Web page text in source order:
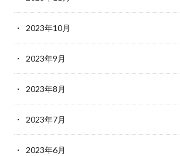
2023年10月
2023年9月
2023年8月
2023年7月
2023年6月